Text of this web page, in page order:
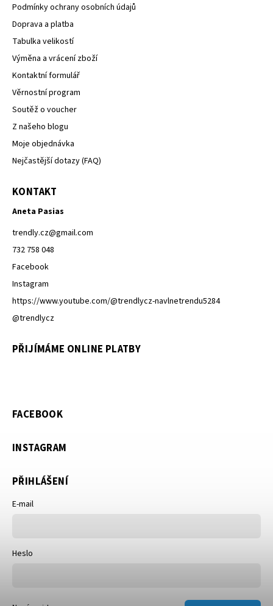
Podmínky ochrany osobních údajů
Doprava a platba
Tabulka velikostí
Výměna a vrácení zboží
Kontaktní formulář
Věrnostní program
Soutěž o voucher
Z našeho blogu
Moje objednávka
Nejčastější dotazy (FAQ)
KONTAKT
Aneta Pasias
trendly.cz@gmail.com
732 758 048
Facebook
Instagram
https://www.youtube.com/@trendlycz-navlnetrendu5284
@trendlycz
PŘIJÍMÁME ONLINE PLATBY
FACEBOOK
INSTAGRAM
PŘIHLÁŠENÍ
E-mail
Heslo